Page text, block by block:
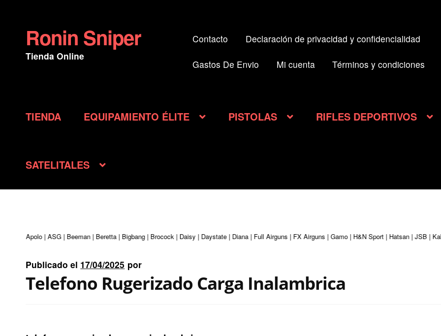
Ir
a
la
Ir
al
contenido
Ronin Sniper
Tienda Online
Contacto Declaración de privacidad y confidencialidad
Gastos De Envio Mi cuenta Términos y condiciones
TIENDA EQUIPAMIENTO ÉLITE PISTOLAS RIFLES DEPORTIVOS
SATELITALES
| Apolo | ASG | Beeman | Beretta | Bigbang | Brocock | Daisy | Daystate | Diana | Full Airguns | FX Airguns | Gamo | H&N Sport | Hatsan | JSB |
Publicado el 17/04/2025 por
Telefono Rugerizado Carga Inalambrica